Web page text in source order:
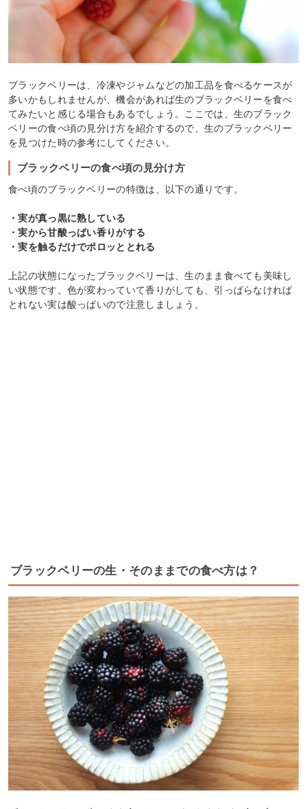
ブラックベリーは、冷凍やジャムなどの加工品を食べるケースが
多いかもしれませんが、機会があれば生のブラックベリーを食べ
てみたいと感じる場合もあるでしょう。ここでは、生のブラック
ベリーの食べ頃の見分け方を紹介するので、生のブラックベリー
を見つけた時の参考にしてください。
ブラックベリーの食べ頃の見分け方
食べ頃のブラックベリーの特徴は、以下の通りです。
・実が真っ黒に熟している
・実から甘酸っぱい香りがする
・実を触るだけでポロッととれる
上記の状態になったブラックベリーは、生のまま食べても美味し
い状態です。色が変わっていて香りがしても、引っぱらなければ
とれない実は酸っぱいので注意しましょう。
ブラックベリーの生・そのままでの食べ方は？